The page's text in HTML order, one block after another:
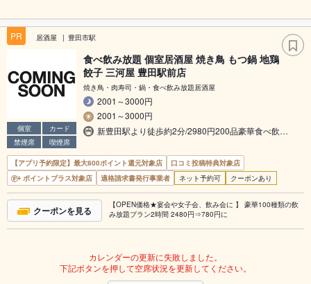
PR 居酒屋 豊田市駅
個室
カード
禁煙席
喫煙席
食べ飲み放題 個室居酒屋 焼き鳥 もつ鍋 地鶏
餃子 三河屋 豊田駅前店
焼き鳥・肉寿司・鍋・食べ飲み放題居酒屋
2001～3000円
2001～3000円
新豊田駅より徒歩約2分/2980円200品豪華食べ飲…
【アプリ予約限定】最大800ポイント還元対象店
口コミ投稿特典対象店
ポイントプラス対象店
適格請求書発行事業者 ネット予約可 クーポンあり
クーポンを見る
【OPEN価格★宴会や女子会、飲み会に 】 豪華100種類の飲
み放題プラン2時間 2480円⇒780円に
カレンダーの更新に失敗しました。
下記ボタンを押して空席状況を更新してください。